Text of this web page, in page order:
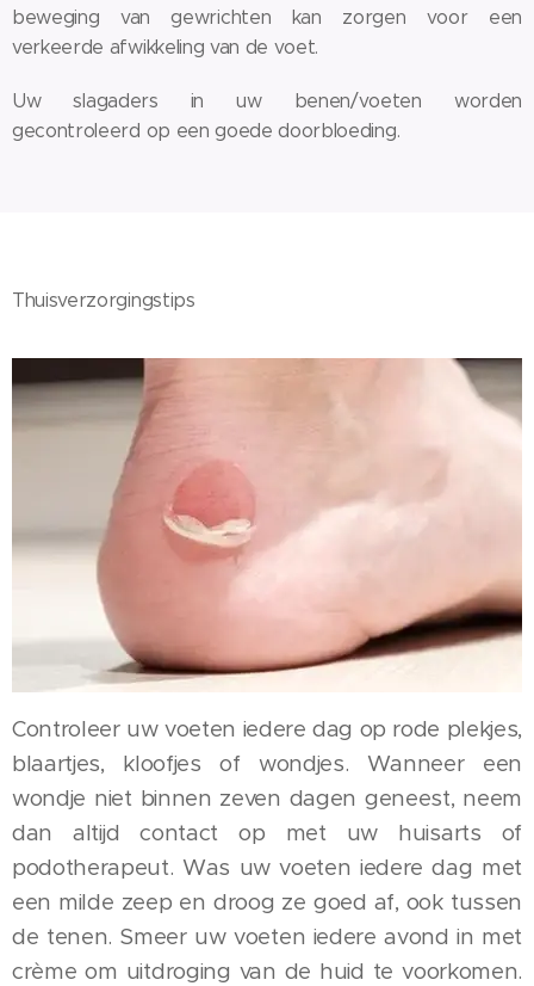
beweging van gewrichten kan zorgen voor een
verkeerde afwikkeling van de voet.
Uw slagaders in uw benen/voeten worden
gecontroleerd op een goede doorbloeding.
Thuisverzorgingstips
Controleer uw voeten iedere dag op rode plekjes,
blaartjes, kloofjes of wondjes. Wanneer een
wondje niet binnen zeven dagen geneest, neem
dan altijd contact op met uw huisarts of
podotherapeut. Was uw voeten iedere dag met
een milde zeep en droog ze goed af, ook tussen
de tenen. Smeer uw voeten iedere avond in met
crème om uitdroging van de huid te voorkomen.